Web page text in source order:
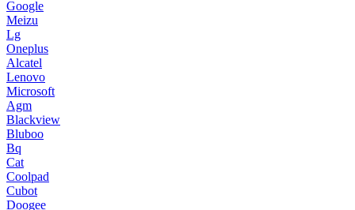
Google
Meizu
Lg
Oneplus
Alcatel
Lenovo
Microsoft
Agm
Blackview
Bluboo
Bq
Cat
Coolpad
Cubot
Doogee